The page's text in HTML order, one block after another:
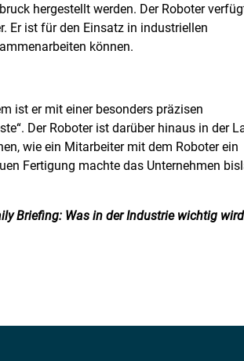
hergestellt werden. Der Roboter
Er ist für den Einsatz in industriellen
können.
ist er mit einer besonders präzisen
Der Roboter ist darüber hinaus in der
wie ein Mitarbeiter mit dem Roboter ein
Fertigung machte das Unternehmen
Briefing: Was in der Industrie wichtig